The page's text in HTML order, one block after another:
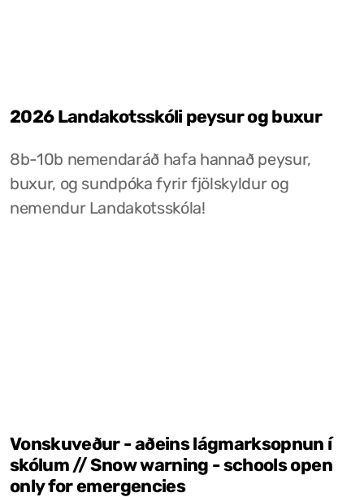
2026 Landakotsskóli peysur og buxur
8b-10b nemendaráð hafa hannað peysur,
buxur, og sundpóka fyrir fjölskyldur og
nemendur Landakotsskóla!
Vonskuveður - aðeins lágmarksopnun í
skólum // Snow warning - schools open
only for emergencies